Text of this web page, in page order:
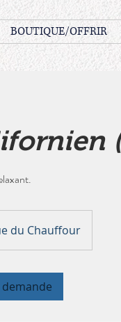
BOUTIQUE/OFFRIR
du Chauffour